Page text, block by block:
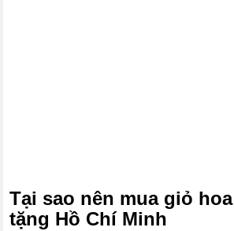
Tại sao nên mua giỏ
tặng Hồ Chí Minh